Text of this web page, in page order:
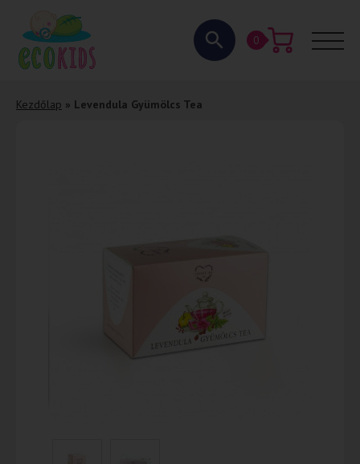
0
Kezdőlap » Levendula Gyümölcs Tea